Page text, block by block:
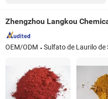
Zhengzhou Langkou
OEM/ODM Sulfato de Laurilo de Sodio SLES, Resina de PVC, Dioctilo de ftalato DOP,